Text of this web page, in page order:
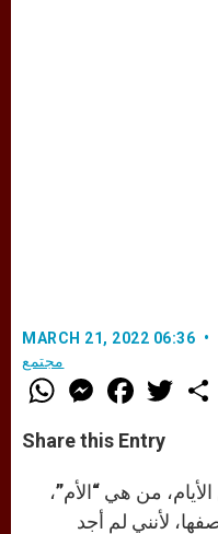
MARCH 21, 2022 06:36
مجتمع
W
h
t
s
p
p
M
e
s
e
g
e
r
F
a
e
b
o
k
w
r
Share this Entry
من هي “الأم”،
لأنني لم أجد